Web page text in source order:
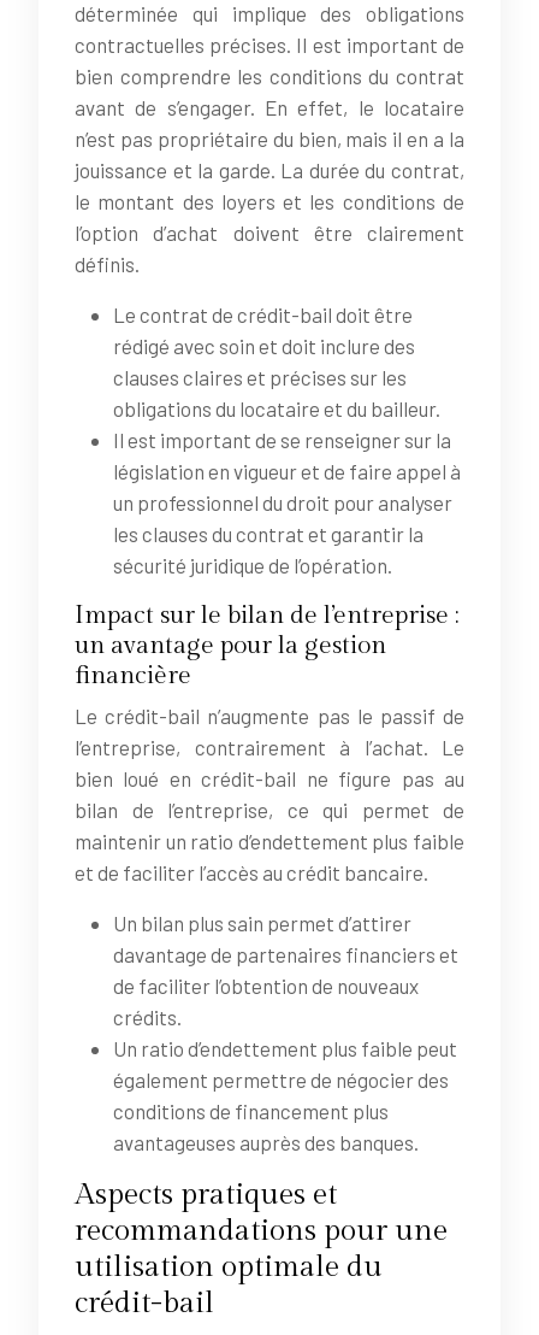
déterminée qui implique des obligations
contractuelles précises. Il est important de
bien comprendre les conditions du contrat
avant de s’engager. En effet, le locataire
n’est pas propriétaire du bien, mais il en a la
jouissance et la garde. La durée du contrat,
le montant des loyers et les conditions de
l’option d’achat doivent être clairement
définis.
Le contrat de crédit-bail doit être
rédigé avec soin et doit inclure des
clauses claires et précises sur les
obligations du locataire et du bailleur.
Il est important de se renseigner sur la
législation en vigueur et de faire appel à
un professionnel du droit pour analyser
les clauses du contrat et garantir la
sécurité juridique de l’opération.
Impact sur le bilan de l’entreprise :
un avantage pour la gestion
financière
Le crédit-bail n’augmente pas le passif de
l’entreprise, contrairement à l’achat. Le
bien loué en crédit-bail ne figure pas au
bilan de l’entreprise, ce qui permet de
maintenir un ratio d’endettement plus faible
et de faciliter l’accès au crédit bancaire.
Un bilan plus sain permet d’attirer
davantage de partenaires financiers et
de faciliter l’obtention de nouveaux
crédits.
Un ratio d’endettement plus faible peut
également permettre de négocier des
conditions de financement plus
avantageuses auprès des banques.
Aspects pratiques et
recommandations pour une
utilisation optimale du
crédit-bail